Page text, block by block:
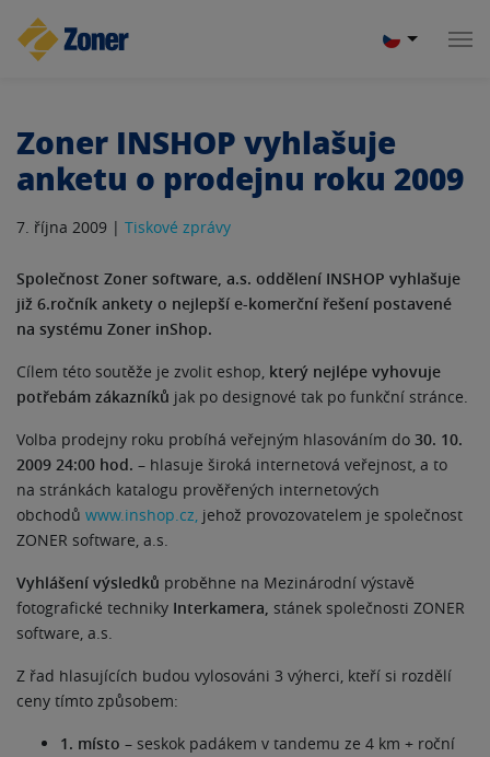
Zoner INSHOP vyhlašuje
anketu o prodejnu roku 2009
7. října 2009 | Tiskové zprávy
Společnost Zoner software, a.s. oddělení INSHOP vyhlašuje
již 6.ročník ankety o nejlepší e-komerční řešení postavené
na systému Zoner inShop.
Cílem této soutěže je zvolit eshop, který nejlépe vyhovuje
potřebám zákazníků jak po designové tak po funkční stránce.
Volba prodejny roku probíhá veřejným hlasováním do 30. 10.
2009 24:00 hod. – hlasuje široká internetová veřejnost, a to
na stránkách katalogu prověřených internetových
obchodů www.inshop.cz, jehož provozovatelem je společnost
ZONER software, a.s.
Vyhlášení výsledků proběhne na Mezinárodní výstavě
fotografické techniky Interkamera, stánek společnosti ZONER
software, a.s.
Z řad hlasujících budou vylosováni 3 výherci, kteří si rozdělí
ceny tímto způsobem:
1. místo – seskok padákem v tandemu ze 4 km + roční